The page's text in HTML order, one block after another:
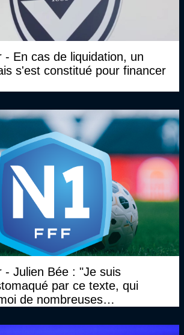
- En cas de liquidation, un
s'est constitué pour financer
- Julien Bée : "Je suis
par ce texte, qui
de nombreuses